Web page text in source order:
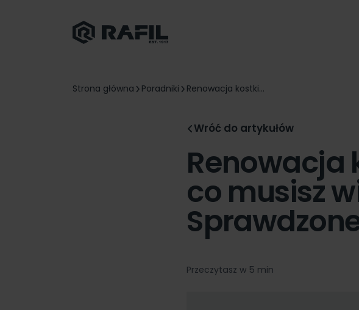
Strona główna Poradniki Renowacja kostki...
Wróć do artykułów
Renowacja
co musisz
Przeczytasz w 5 min